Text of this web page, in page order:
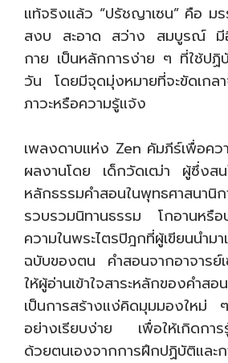
แท้จริงแล้ว “ปรัชญาเซน” คือ มร
สงบ สะอาด สว่าง สมบูรณ์ มี
กาย เป็นหลักการง่าย ๆ ที่ใช้ปฏิ
วัน โดยมีจุดมุ่งหมายที่จะขัดเกล
ภาวะหรือความรู้แจ้ง
เพลงดาบแห่ง Zen คัมภีร์เพื่อคว
ผลงานโดย เด็กวัดเฒ่า ผู้ซึ่งสน
หลักธรรมคำสอนในพุทธศาสนา
รวบรวมนิทานธรรม โกอานหรื
ความในพระไตรปิฎกที่ผู้เขียนนำมา
ฉบับของตน คำสอนจากอาจาร
ให้ผู้อ่านเข้าใจสาระหลักของค
เป็นการสร้างแง่คิดมุมมองใหม่
อย่างเรียบง่าย เพื่อให้เกิดการ
ด้วยตนเองจากการฝึกปฏิบัติและ